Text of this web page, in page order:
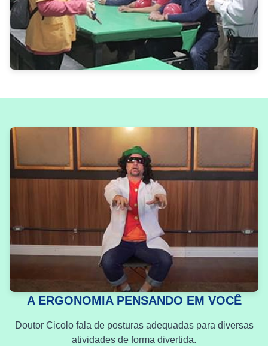
A ERGONOMIA PENSANDO EM VOCÊ
Doutor Cicolo fala de posturas adequadas para diversas
atividades de forma divertida.